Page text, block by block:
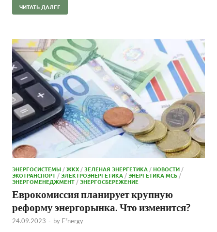
ЧИТАТЬ ДАЛЕЕ
ЭНЕРГОСИСТЕМЫ /ЖКХ /ЗЕЛЕНАЯ ЭНЕРГЕТИКА /НОВОСТИ /
ЭКОТРАНСПОРТ /ЭЛЕКТРОЭНЕРГЕТИКА /ЭНЕРГЕТИКА МСБ /
ЭНЕРГОМЕНЕДЖМЕНТ /ЭНЕРГОСБЕРЕЖЕНИЕ
Еврокомиссия планирует крупную
реформу энергорынка. Что изменится?
24.09.2023 - by E²nergy